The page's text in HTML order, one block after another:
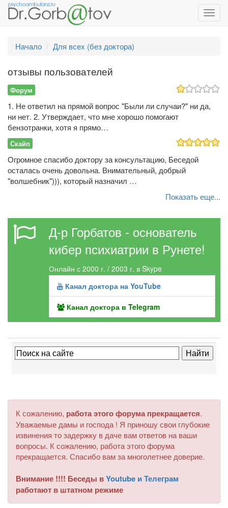
Начало
Для всех (без доктора)
отзывы пользователей
Форум
1. Не ответил на прямой вопрос "Были ли случаи?" ни да,
ни нет. 2. Утверждает, что мне хорошо помогают
бензотранки, хотя я прямо…
Скайп
Огромное спасибо доктору за консультацию, Беседой
осталась очень довольна. Внимательный, добрый
"волшебник"))), который назначил …
Показать еще...
Д-р Горбатов - основатель
кибер психиатрии в Рунете!
Онлайн с 2000 г. / 2003 г. в Skype
Канал доктора на YouTube
Канал доктора в Telegram
К сожалению, работа этого форума прекращается.
Уважаемые дамы и господа ! Я приношу свои глубокие
извинения то задержку в даче вам ответов на ваши
вопросы. К сожалению, работа этого форума
прекращается. Спасибо вам за многолетнее доверие.
Внимание !!!! Беседы вYoutube и Телеграм
работают в штатном режиме